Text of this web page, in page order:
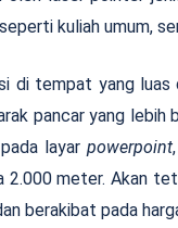
kuliah umum,
di tempat yang
pancar yang lebih
layar powerpoint
2.000 meter. Akan
berakibat pada